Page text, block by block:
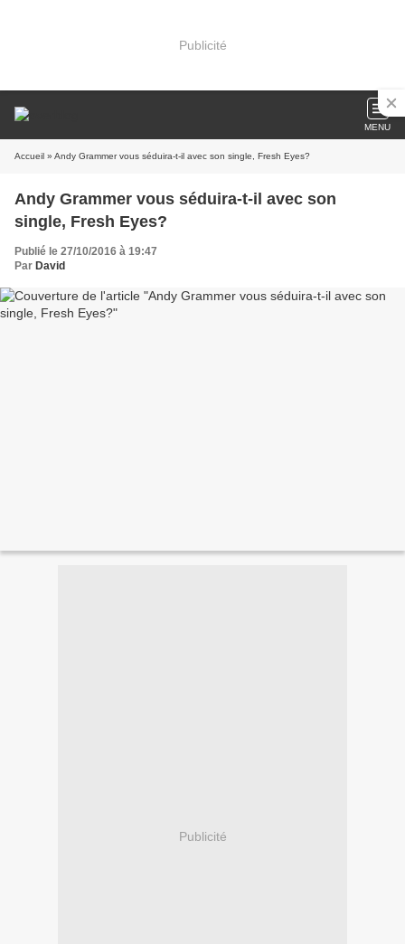
Publicité
MENU
Accueil » Andy Grammer vous séduira-t-il avec son single, Fresh Eyes?
Andy Grammer vous séduira-t-il avec son
single, Fresh Eyes?
Publié le 27/10/2016 à 19:47
Par David
Publicité